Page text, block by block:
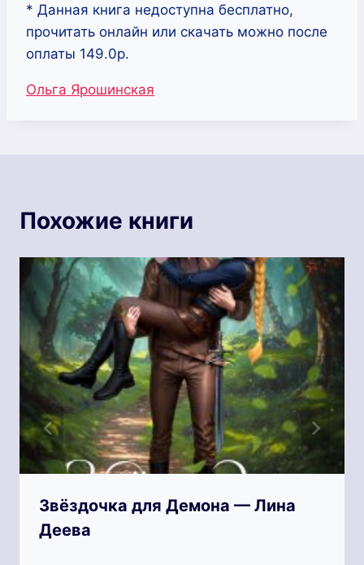
* Данная книга недоступна бесплатно,
прочитать онлайн или скачать можно после
оплаты 149.0р.
Метки
Ольга Ярошинская
Похожие книги
Звёздочка для Демона — Лина
Деева